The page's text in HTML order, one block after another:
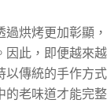
烘烤更加彰顯，
因此，即便越來越
以傳統的手作方式
的老味道才能完整